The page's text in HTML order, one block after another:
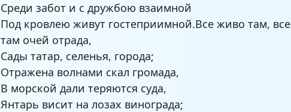
Среди забот и с дружбою взаимной
Под кровлею живут гостеприимной.Все живо там, все
там очей отрада,
Сады татар, селенья, города;
Отражена волнами скал громада,
В морской дали теряются суда,
Янтарь висит на лозах винограда;